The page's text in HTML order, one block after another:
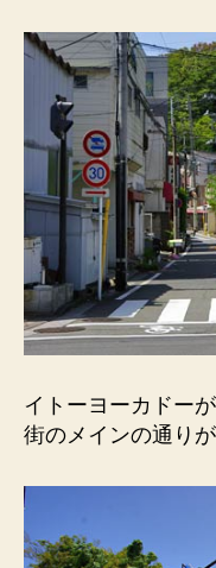
イトーヨーカドー
街のメインの通り